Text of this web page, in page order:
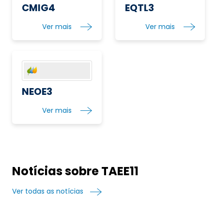
CMIG4
Ver mais
EQTL3
Ver mais
NEOE3
Ver mais
Notícias sobre TAEE11
Ver todas as notícias